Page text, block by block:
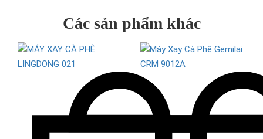
Các sản phẩm khác